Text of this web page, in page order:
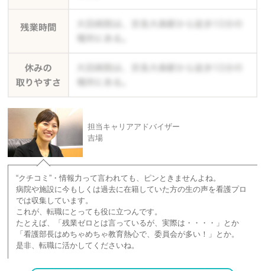
担当キャリアアドバイザー
吉場
“クチコミ”・情報力って言われても、ピンときませんよね。
病院や施設に今もしくは過去に在籍していた方の生の声を看護プロ
では収集しています。
これが、転職にとっても役に立つんです。
たとえば、「残業ゼロとは言っているが、実際は・・・・」とか
「看護部長はめちゃめちゃ教育熱心で、委員会が多い！」とか。
是非、転職に活かしてくださいね。